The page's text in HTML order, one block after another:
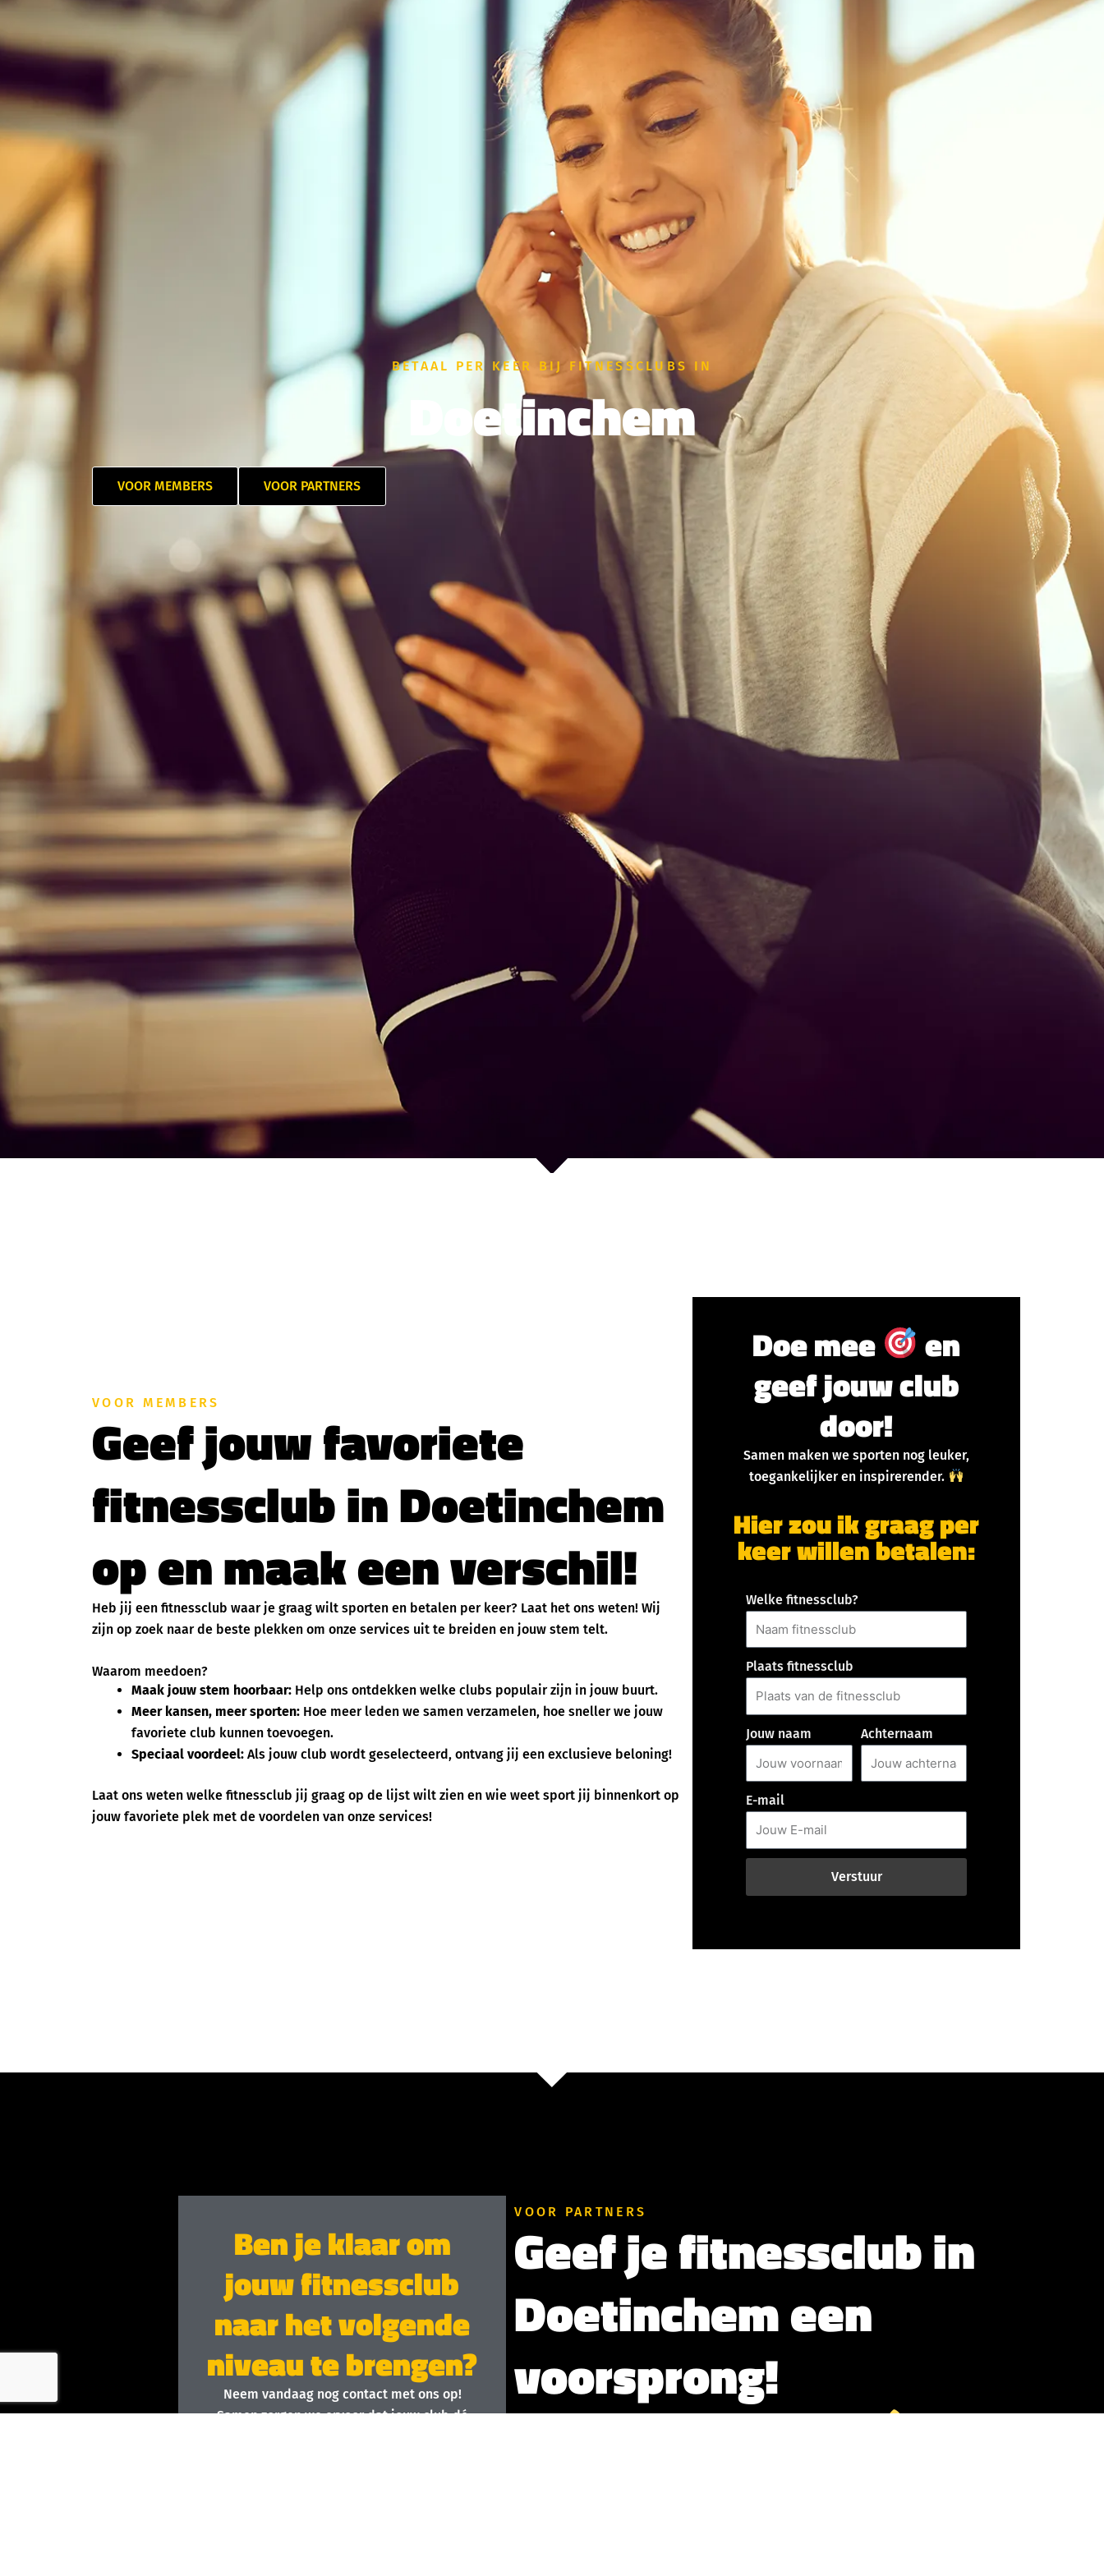
BETAAL PER KEER BIJ FITNESSCLUBS IN
Doetinchem
VOOR MEMBERS VOOR PARTNERS
VOOR MEMBERS
Geef jouw favoriete
fitnessclub in Doetinchem
op en maak een verschil!
Heb jij een fitnessclub waar je graag wilt sporten en betalen per keer? Laat het ons weten! Wij
zijn op zoek naar de beste plekken om onze services uit te breiden en jouw stem telt.
Waarom meedoen?
Maak jouw stem hoorbaar: Help ons ontdekken welke clubs populair zijn in jouw buurt.
Meer kansen, meer sporten: Hoe meer leden we samen verzamelen, hoe sneller we jouw
favoriete club kunnen toevoegen.
Speciaal voordeel: Als jouw club wordt geselecteerd, ontvang jij een exclusieve beloning!
Laat ons weten welke fitnessclub jij graag op de lijst wilt zien en wie weet sport jij binnenkort op
jouw favoriete plek met de voordelen van onze services!
Doe mee
en
geef jouw club
door!
Samen maken we sporten nog leuker,
toegankelijker en inspirerender.
Hier zou ik graag per
keer willen betalen:
Welke fitnessclub?
Plaats fitnessclub
Jouw naam Achternaam
E-mail
Verstuur
VOOR PARTNERS
Geef je fitnessclub in
Doetinchem een
voorsprong!
Sluit je aan bij ons platform
Ben je klaar om
jouw fitnessclub
naar het volgende
niveau te brengen?
Neem vandaag nog contact met ons op!
Samen zorgen we ervoor dat jouw club dé